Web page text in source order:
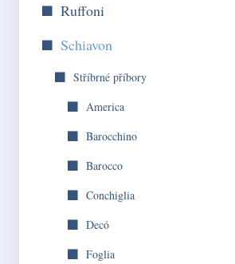
Ruffoni
Schiavon
Stříbrné příbory
America
Barocchino
Barocco
Conchiglia
Decó
Foglia